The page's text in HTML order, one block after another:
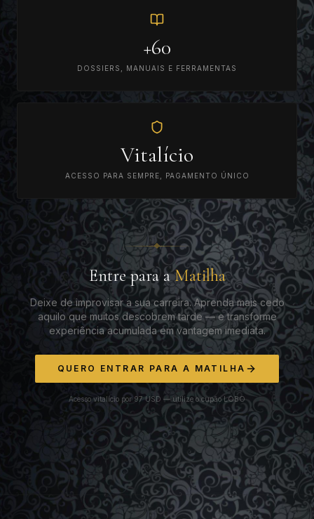
+60
DOSSIERS, MANUAIS E FERRAMENTAS
Vitalício
ACESSO PARA SEMPRE, PAGAMENTO ÚNICO
Entre para aMatilha
Deixe de improvisar a sua carreira. Aprenda mais cedo
aquilo que muitos descobrem tarde — e transforme
experiência acumulada em vantagem imediata.
QUERO ENTRAR PARA A MATILHA
Acesso vitalício por 97 USD — utilize o cupão LOBO